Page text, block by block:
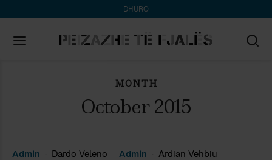
DHURO
MONTH
October 2015
Admin Dardo Veleno Admin Ardian Vehbiu